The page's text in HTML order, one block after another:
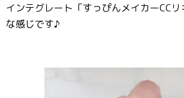
インテグレート「すっぴんメイカーCC
な感じです♪